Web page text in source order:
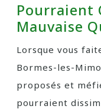
Pourraient
Mauvaise
Lorsque vous
Bormes-les-
proposés et
pourraient